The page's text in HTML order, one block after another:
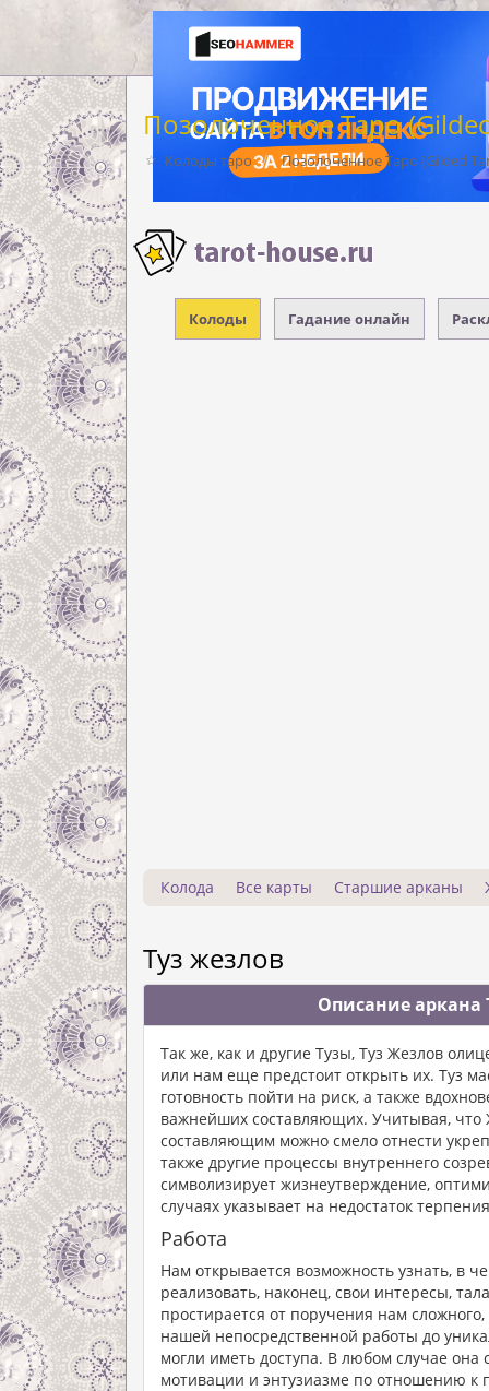
Колоды Гадание онлайн
Позолоченное Таро
Колоды таро Позолоченное Таро (Gilded
Колода Все карты Старшие арканы
Туз жезлов
Описание аркана
Так же, как и другие Тузы, Туз Жезлов
или нам еще предстоит открыть их. Туз
готовность пойти на риск, а также
важнейших составляющих. Учитывая, что
составляющим можно смело отнести
также другие процессы внутреннего
символизирует жизнеутверждение,
случаях указывает на недостаток
Работа
Нам открывается возможность узнать, в
реализовать, наконец, свои интересы,
простирается от поручения нам
нашей непосредственной работы до
могли иметь доступа. В любом случае
мотивации и энтузиазме по отношению к